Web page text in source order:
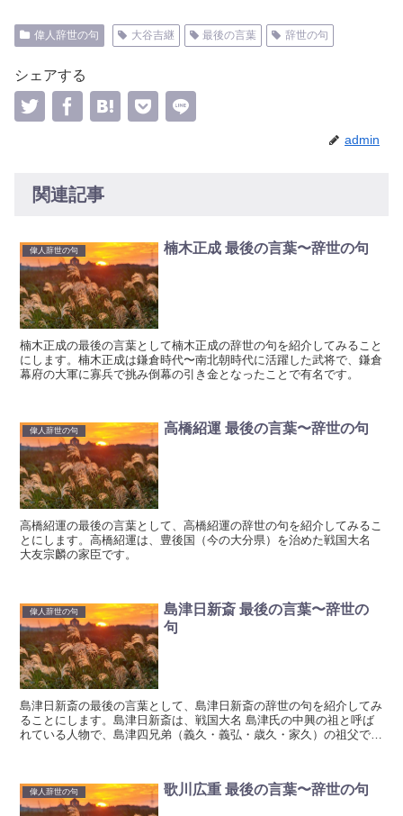
偉人辞世の句 大谷吉継 最後の言葉 辞世の句
シェアする
admin
関連記事
偉人辞世の句 楠木正成 最後の言葉〜辞世の句
楠木正成の最後の言葉として楠木正成の辞世の句を紹介してみること
にします。楠木正成は鎌倉時代〜南北朝時代に活躍した武将で、鎌倉
幕府の大軍に寡兵で挑み倒幕の引き金となったことで有名です。
偉人辞世の句 高橋紹運 最後の言葉〜辞世の句
高橋紹運の最後の言葉として、高橋紹運の辞世の句を紹介してみるこ
とにします。高橋紹運は、豊後国（今の大分県）を治めた戦国大名
大友宗麟の家臣です。
偉人辞世の句
島津日新斎 最後の言葉〜辞世の
句
島津日新斎の最後の言葉として、島津日新斎の辞世の句を紹介してみ
ることにします。島津日新斎は、戦国大名 島津氏の中興の祖と呼ば
れている人物で、島津四兄弟（義久・義弘・歳久・家久）の祖父でも
偉人辞世の句 歌川広重 最後の言葉〜辞世の句